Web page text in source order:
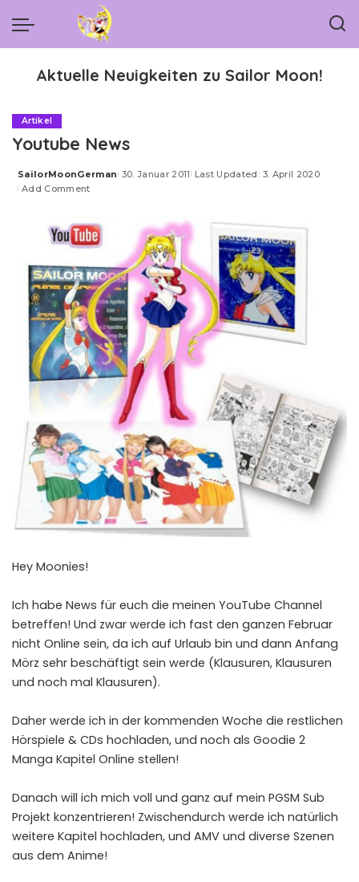
Aktuelle Neuigkeiten zu Sailor Moon!
Artikel
Youtube News
Posted
by
SailorMoonGerman 30. Januar 2011 Last Updated: 3. April 2020
Add Comment
Hey Moonies!
Ich habe News für euch die meinen YouTube Channel
betreffen! Und zwar werde ich fast den ganzen Februar
nicht Online sein, da ich auf Urlaub bin und dann Anfang
Mörz sehr beschäftigt sein werde (Klausuren, Klausuren
und noch mal Klausuren).
Daher werde ich in der kommenden Woche die restlichen
Hörspiele & CDs hochladen, und noch als Goodie 2
Manga Kapitel Online stellen!
Danach will ich mich voll und ganz auf mein PGSM Sub
Projekt konzentrieren! Zwischendurch werde ich natürlich
weitere Kapitel hochladen, und AMV und diverse Szenen
aus dem Anime!